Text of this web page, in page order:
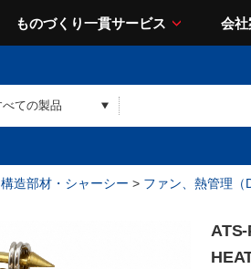
ものづくり一貫サービス 会
構造部材・シャーシー > ファン、熱管理（